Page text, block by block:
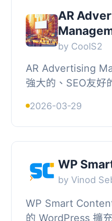
AR
by CoolS2
AR Advertising
強大的、SEO友好
論是顯示廣告、聯
該外掛提供無...
2026-03-29
WP
by Vinod
WP Smart
的 WordPress 擴